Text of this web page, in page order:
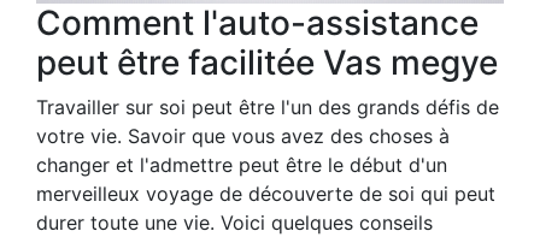
Comment l'auto-assistance
peut être facilitée Vas megye
Travailler sur soi peut être l'un des grands défis de
votre vie. Savoir que vous avez des choses à
changer et l'admettre peut être le début d'un
merveilleux voyage de découverte de soi qui peut
durer toute une vie. Voici quelques conseils